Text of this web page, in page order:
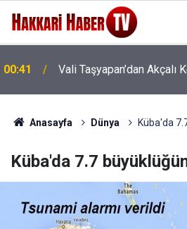
00:41 Vali Taşyapan’dan Akçalı
Anasayfa Dünya Küba'da
Küba'da 7.7